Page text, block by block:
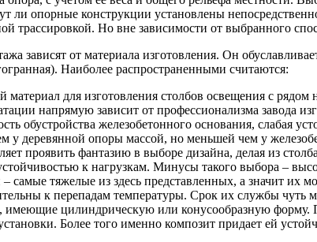
ли опорные конструкции установлены
трассировкой. Но вне зависимости от выбранного
зависят от материала изготовления. Он
Наиболее распространенными считаются:
материал для изготовления столбов освещения с
напрямую зависит от профессионализма завода
обустройства железобетонного основания, слабая
у деревянной опоры массой, но меньшей чем у
проявить фантазию в выборе дизайна, делая из
к нагрузкам. Минусы такого выбора –
самые тяжелые из здесь представленных, а значит их
к перепадам температуры. Срок их службы чуть
цилиндрическую или конусообразную форму.
Более того именно композит придает ей